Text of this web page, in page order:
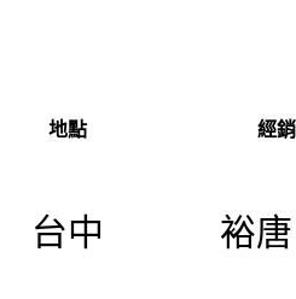
地點 經
台中 裕